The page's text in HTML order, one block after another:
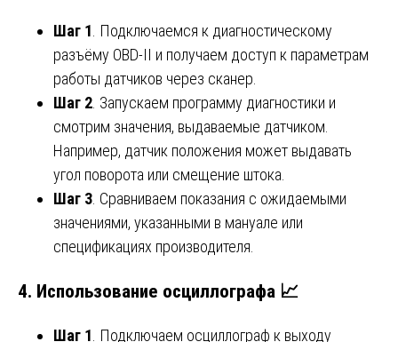
Шаг 1 . Подключаемся к диагностическому
разъёму OBD-II и получаем доступ к параметрам
работы датчиков через сканер.
Шаг 2 . Запускаем программу диагностики и
смотрим значения, выдаваемые датчиком.
Например, датчик положения может выдавать
угол поворота или смещение штока.
Шаг 3 . Сравниваем показания с ожидаемыми
значениями, указанными в мануале или
спецификациях производителя.
4. Использование осциллографа 📈
Шаг 1 . Подключаем осциллограф к выходу